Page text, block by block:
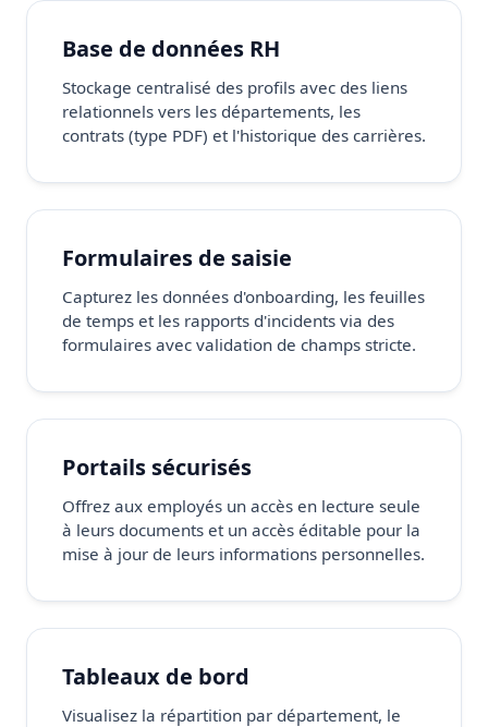
Base de données RH
Stockage centralisé des profils avec des liens
relationnels vers les départements, les
contrats (type PDF) et l'historique des carrières.
Formulaires de saisie
Capturez les données d'onboarding, les feuilles
de temps et les rapports d'incidents via des
formulaires avec validation de champs stricte.
Portails sécurisés
Offrez aux employés un accès en lecture seule
à leurs documents et un accès éditable pour la
mise à jour de leurs informations personnelles.
Tableaux de bord
Visualisez la répartition par département, le